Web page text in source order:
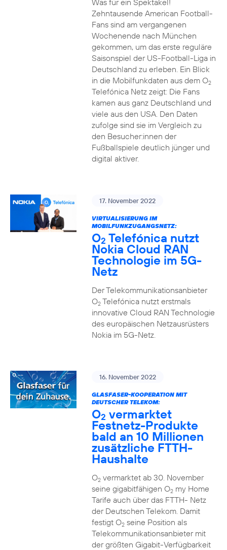
Was für ein Spektakel!
Zehntausende American Football-
Fans sind am vergangenen
Wochenende nach München
gekommen, um das erste reguläre
Saisonspiel der US-Football-Liga in
Deutschland zu erleben. Ein Blick
in die Mobilfunkdaten aus dem O2
Telefónica Netz zeigt: Die Fans
kamen aus ganz Deutschland und
viele aus den USA. Den Daten
zufolge sind sie im Vergleich zu
den Besucher:innen der
Fußballspiele deutlich jünger und
digital aktiver.
17. November 2022
VIRTUALISIERUNG IM
MOBILFUNKZUGANGSNETZ:
O2 Telefónica nutzt
Nokia Cloud RAN
Technologie im 5G-
Netz
Der Telekommunikationsanbieter
O2Telefónica nutzt erstmals
innovative Cloud RAN Technologie
des europäischen Netzausrüsters
Nokia im 5G-Netz.
16. November 2022
GLASFASER-KOOPERATION MIT
DEUTSCHER TELEKOM:
O2 vermarktet
Festnetz-Produkte
bald an 10 Millionen
zusätzliche FTTH-
Haushalte
O2vermarktet ab 30. November
seine gigabitfähigen O2my Home
Tarife auch über das FTTH- Netz
der Deutschen Telekom. Damit
festigt O2seine Position als
Telekommunikationsanbieter mit
der größten Gigabit-Verfügbarkeit